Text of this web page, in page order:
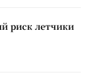
риск летчики